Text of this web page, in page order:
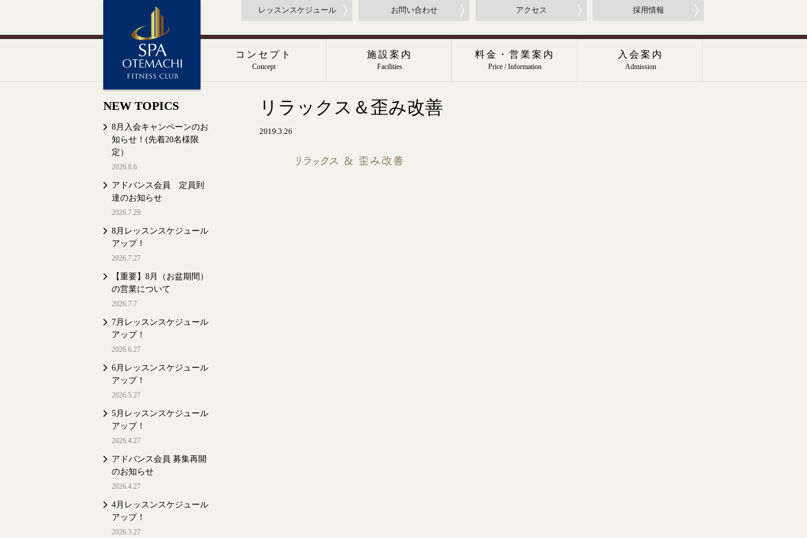
レッスンスケジュール お問い合わせ アクセス 採用情報
コンセプト
Concept
施設案内
Facilities
料金・営業案内
Price / Information
入会案内
Admission
NEW TOPICS
8月入会キャンペーンのお
知らせ！(先着20名様限
定）
2026.8.6
アドバンス会員 定員到
達のお知らせ
2026.7.29
8月レッスンスケジュール
アップ！
2026.7.27
【重要】8月（お盆期間）
の営業について
2026.7.7
7月レッスンスケジュール
アップ！
2026.6.27
6月レッスンスケジュール
アップ！
2026.5.27
5月レッスンスケジュール
アップ！
2026.4.27
アドバンス会員 募集再開
のお知らせ
2026.4.27
4月レッスンスケジュール
アップ！
2026.3.27
リラックス＆歪み改善
2019.3.26